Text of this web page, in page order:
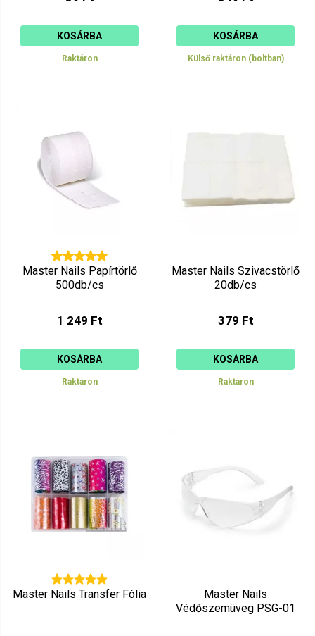
KOSÁRBA
Raktáron
KOSÁRBA
Külső raktáron (boltban)
Master Nails Papírtörlő
500db/cs
1 249 Ft
KOSÁRBA
Raktáron
Master Nails Szivacstörlő
20db/cs
379 Ft
KOSÁRBA
Raktáron
Master Nails Transfer Fólia
Master Nails
Védőszemüveg PSG-01